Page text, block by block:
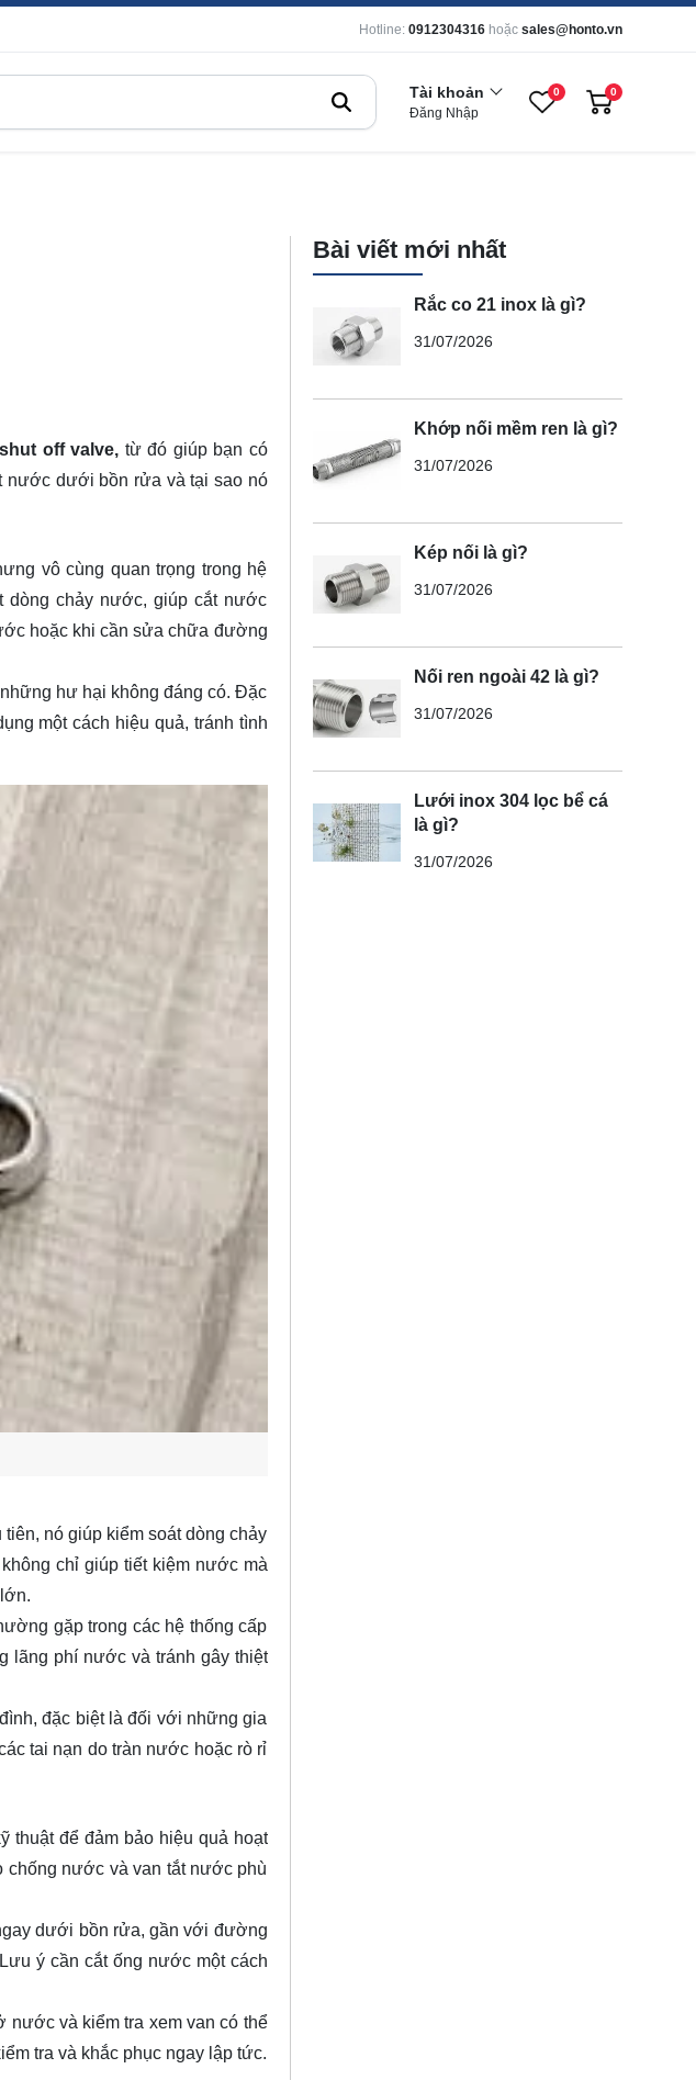
Hotline: 0912304316 hoặc sales@honto.vn
Tài khoản
Đăng Nhập
0 0
off valve, từ đó giúp bạn có
nước dưới bồn rửa và tại sao nó
vô cùng quan trọng trong hệ
dòng chảy nước, giúp cắt nước
hoặc khi cần sửa chữa đường
hư hại không đáng có. Đặc
một cách hiệu quả, tránh tình
nó giúp kiểm soát dòng chảy
chỉ giúp tiết kiệm nước mà
gặp trong các hệ thống cấp
lãng phí nước và tránh gây thiệt
đặc biệt là đối với những gia
tai nạn do tràn nước hoặc rò rỉ
thuật để đảm bảo hiệu quả hoạt
chống nước và van tắt nước phù
dưới bồn rửa, gần với đường
ý cần cắt ống nước một cách
nước và kiểm tra xem van có thể
tra và khắc phục ngay lập tức.
Bài viết mới nhất
Rắc co 21 inox là gì?
31/07/2026
Khớp nối mềm ren là gì?
31/07/2026
Kép nối là gì?
31/07/2026
Nối ren ngoài 42 là gì?
31/07/2026
Lưới inox 304 lọc bể cá
là gì?
31/07/2026